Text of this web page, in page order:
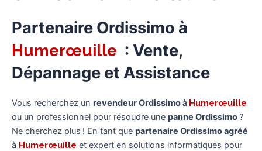
Partenaire Ordissimo à
Humerœuille : Vente,
Dépannage et Assistance
Vous recherchez un revendeur Ordissimo à Humerœuille
ou un professionnel pour résoudre une panne Ordissimo?
Ne cherchez plus ! En tant que partenaire Ordissimo agréé
à Humerœuille et expert en solutions informatiques pour